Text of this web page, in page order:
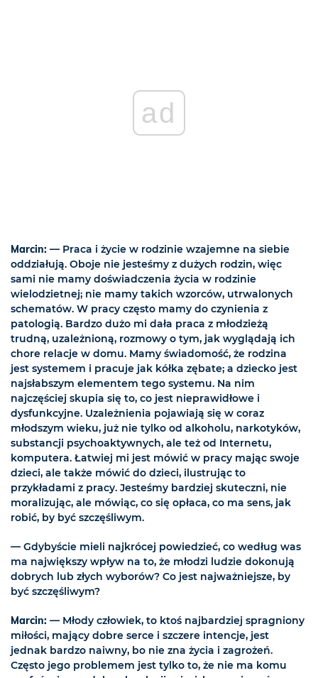
ad
Marcin: — Praca i życie w rodzinie wzajemne na siebie
oddziałują. Oboje nie jesteśmy z dużych rodzin, więc
sami nie mamy doświadczenia życia w rodzinie
wielodzietnej; nie mamy takich wzorców, utrwalonych
schematów. W pracy często mamy do czynienia z
patologią. Bardzo dużo mi dała praca z młodzieżą
trudną, uzależnioną, rozmowy o tym, jak wyglądają ich
chore relacje w domu. Mamy świadomość, że rodzina
jest systemem i pracuje jak kółka zębate; a dziecko jest
najsłabszym elementem tego systemu. Na nim
najczęściej skupia się to, co jest nieprawidłowe i
dysfunkcyjne. Uzależnienia pojawiają się w coraz
młodszym wieku, już nie tylko od alkoholu, narkotyków,
substancji psychoaktywnych, ale też od Internetu,
komputera. Łatwiej mi jest mówić w pracy mając swoje
dzieci, ale także mówić do dzieci, ilustrując to
przykładami z pracy. Jesteśmy bardziej skuteczni, nie
moralizując, ale mówiąc, co się opłaca, co ma sens, jak
robić, by być szczęśliwym.
— Gdybyście mieli najkrócej powiedzieć, co według was
ma największy wpływ na to, że młodzi ludzie dokonują
dobrych lub złych wyborów? Co jest najważniejsze, by
być szczęśliwym?
Marcin: — Młody człowiek, to ktoś najbardziej spragniony
miłości, mający dobre serce i szczere intencje, jest
jednak bardzo naiwny, bo nie zna życia i zagrożeń.
Często jego problemem jest tylko to, że nie ma komu